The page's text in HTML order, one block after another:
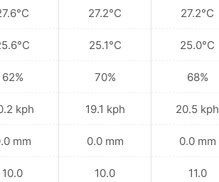
62%
kph
mm
10.0
27.2°C
25.1°C
70%
19.1 kph
0.0 mm
10.0
27.2°C
25.0°C
68%
20.5 kph
0.0 mm
11.0